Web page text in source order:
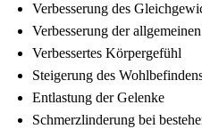
Verbesserung des
Verbesserung der
Verbessertes Körpergefühl
Steigerung des
Entlastung der Gelenke
Schmerzlinderung bei